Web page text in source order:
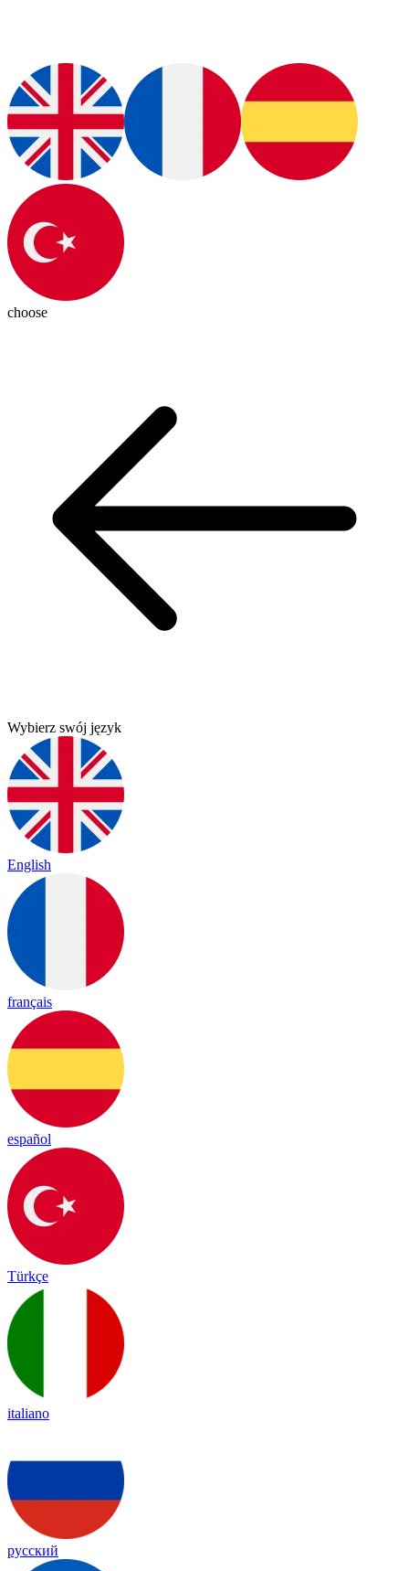
choose
Wybierz swój język
English
français
español
Türkçe
italiano
русский